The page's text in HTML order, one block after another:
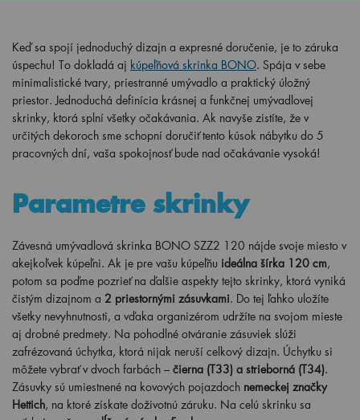
Keď sa spojí jednoduchý dizajn a expresné doručenie, je to záruka
úspechu! To dokladá aj kúpeľňová skrinka BONO. Spája v sebe
minimalistické tvary, priestranné umývadlo a praktický úložný
priestor. Jednoduchá definícia krásnej a funkčnej umývadlovej
skrinky, ktorá splní všetky očakávania. Ak navyše zistíte, že v
určitých dekoroch sme schopní doručiť tento kúsok nábytku do 5
pracovných dní, vaša spokojnosť bude nad očakávanie vysoká!
Parametre skrinky
Závesná umývadlová skrinka BONO SZZ2 120 nájde svoje miesto v
akejkoľvek kúpeľni. Ak je pre vašu kúpeľňu ideálna šírka 120 cm,
potom sa poďme pozrieť na ďalšie aspekty tejto skrinky, ktorá vyniká
čistým dizajnom a 2 priestornými zásuvkami. Do tej ľahko uložíte
všetky nevyhnutnosti, a vďaka organizérom udržíte na svojom mieste
aj drobné predmety. Na pohodlné otváranie zásuviek slúži
zafrézovaná úchytka, ktorá nijak neruší celkový dizajn. Úchytku si
môžete vybrať v dvoch farbách – čierna (T33) a strieborná (T34).
Zásuvky sú umiestnené na kovových pojazdoch nemeckej značky
Hettich, na ktoré získate doživotnú záruku. Na celú skrinku sa